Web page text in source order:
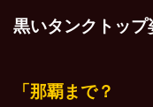
黒いタンクトップ
「那覇まで？